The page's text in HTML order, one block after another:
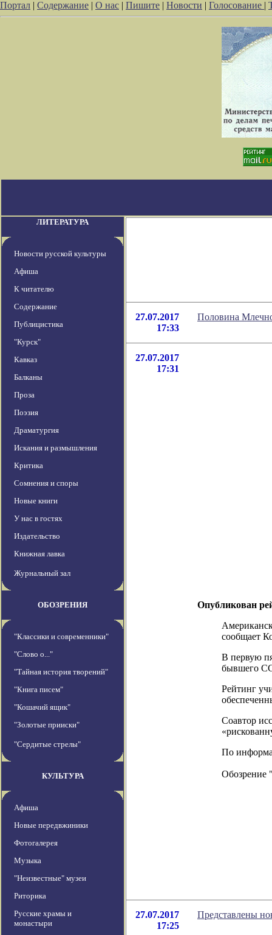
Портал | Содержание | О нас | Пишите | Новости | Голосование |
ЛИТЕРАТУРА
Новости русской культуры
Афиша
К читателю
Содержание
Публицистика
"Курск"
Кавказ
Балканы
Проза
Поэзия
Драматургия
Искания и размышления
Критика
Сомнения и споры
Новые книги
У нас в гостях
Издательство
Книжная лавка
Журнальный зал
ОБОЗРЕНИЯ
"Классики и современники"
"Слово о..."
"Тайная история творений"
"Книга писем"
"Кошачий ящик"
"Золотые прииски"
"Сердитые стрелы"
КУЛЬТУРА
Афиша
Новые передвжиники
Фотогалерея
Музыка
"Неизвестные" музеи
Риторика
Русские храмы и
монастыри
27.07.2017
17:33
Половина
27.07.2017
17:31
Опубликован
сообщает
В первую
бывшего
Рейтинг
Соавтор
По
Обозрение
27.07.2017
17:25
Представлены